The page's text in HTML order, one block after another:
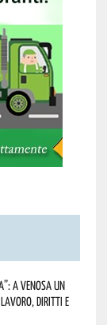
a Venosa un
lavoro, diritti e